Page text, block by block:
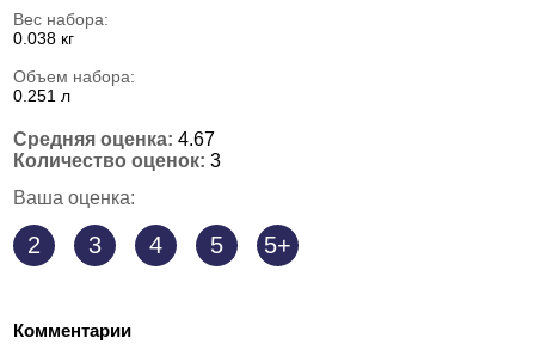
Средняя оценка:4.67
Количество оценок:3
Ваша оценка:
2 3 4 5 5+
Вес набора:
0.038 кг
Объем набора:
0.251 л
Комментарии